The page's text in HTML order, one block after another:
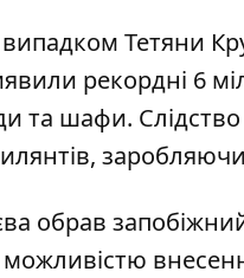
Тетяни
рекордні 6
та шафи.
обрав